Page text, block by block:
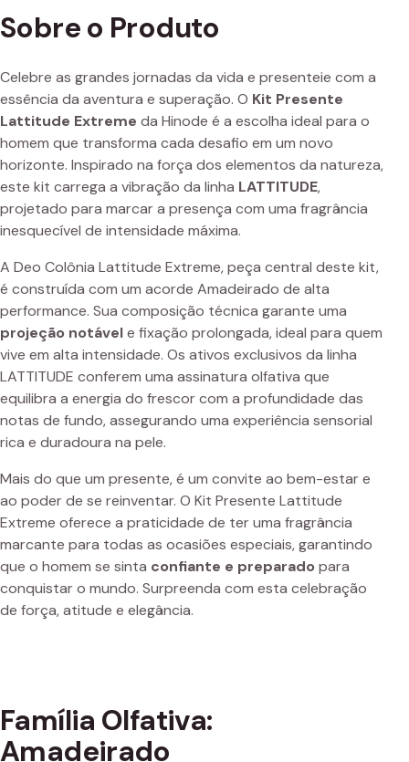
Sobre o Produto
Celebre as grandes jornadas da vida e presenteie com a
essência da aventura e superação. O Kit Presente
Lattitude Extreme da Hinode é a escolha ideal para o
homem que transforma cada desafio em um novo
horizonte. Inspirado na força dos elementos da natureza,
este kit carrega a vibração da linha LATTITUDE,
projetado para marcar a presença com uma fragrância
inesquecível de intensidade máxima.
A Deo Colônia Lattitude Extreme, peça central deste kit,
é construída com um acorde Amadeirado de alta
performance. Sua composição técnica garante uma
projeção notávele fixação prolongada, ideal para quem
vive em alta intensidade. Os ativos exclusivos da linha
LATTITUDE conferem uma assinatura olfativa que
equilibra a energia do frescor com a profundidade das
notas de fundo, assegurando uma experiência sensorial
rica e duradoura na pele.
Mais do que um presente, é um convite ao bem-estar e
ao poder de se reinventar. O Kit Presente Lattitude
Extreme oferece a praticidade de ter uma fragrância
marcante para todas as ocasiões especiais, garantindo
que o homem se sinta confiante e preparado para
conquistar o mundo. Surpreenda com esta celebração
de força, atitude e elegância.
Família Olfativa:
Amadeirado